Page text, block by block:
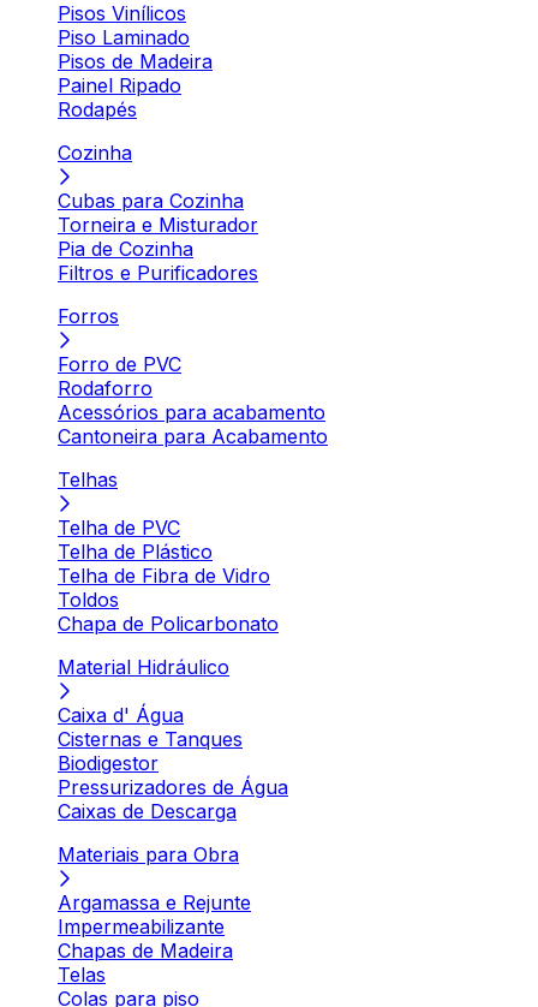
Pisos Vinílicos
Piso Laminado
Pisos de Madeira
Painel Ripado
Rodapés
Cozinha
Cubas para Cozinha
Torneira e Misturador
Pia de Cozinha
Filtros e Purificadores
Forros
Forro de PVC
Rodaforro
Acessórios para acabamento
Cantoneira para Acabamento
Telhas
Telha de PVC
Telha de Plástico
Telha de Fibra de Vidro
Toldos
Chapa de Policarbonato
Material Hidráulico
Caixa d' Água
Cisternas e Tanques
Biodigestor
Pressurizadores de Água
Caixas de Descarga
Materiais para Obra
Argamassa e Rejunte
Impermeabilizante
Chapas de Madeira
Telas
Colas para piso